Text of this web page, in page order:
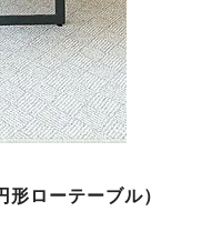
ローテーブル）